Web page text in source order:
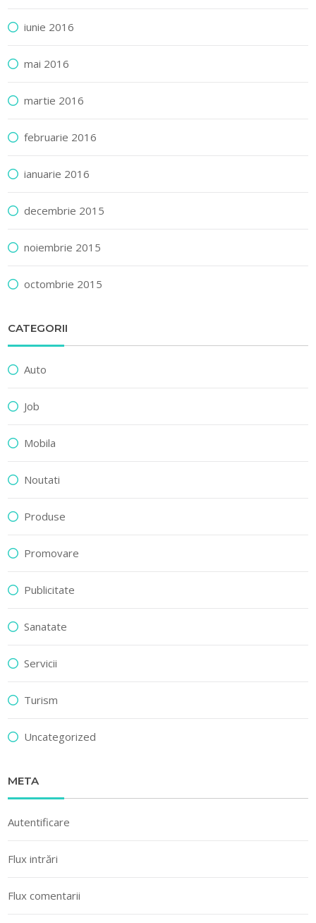
iunie 2016
mai 2016
martie 2016
februarie 2016
ianuarie 2016
decembrie 2015
noiembrie 2015
octombrie 2015
CATEGORII
Auto
Job
Mobila
Noutati
Produse
Promovare
Publicitate
Sanatate
Servicii
Turism
Uncategorized
META
Autentificare
Flux intrări
Flux comentarii